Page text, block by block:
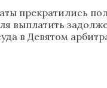
прекратились
выплатить
в Девятом